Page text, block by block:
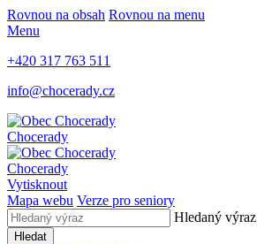
Rovnou na obsah Rovnou na menu
Menu
+420 317 763 511
info@chocerady.cz
Chocerady
Chocerady
Vytisknout
Mapa webu Verze pro seniory
Hledaný výraz
Hledat